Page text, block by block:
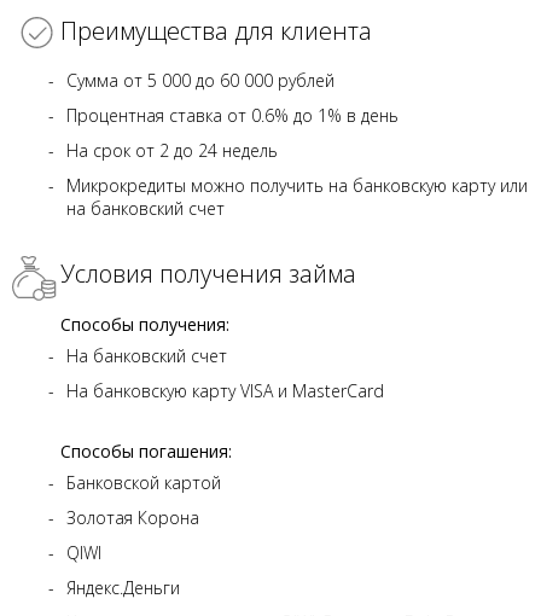
Преимущества для клиента
Сумма от 5 000 до 60 000 рублей
Процентная ставка от 0.6% до 1% в день
На срок от 2 до 24 недель
Микрокредиты можно получить на банковскую карту или
на банковский счет
Условия получения займа
Способы получения:
На банковский счет
На банковскую карту VISA и MasterCard
Способы погашения:
Банковской картой
Золотая Корона
QIWI
Яндекс.Деньги